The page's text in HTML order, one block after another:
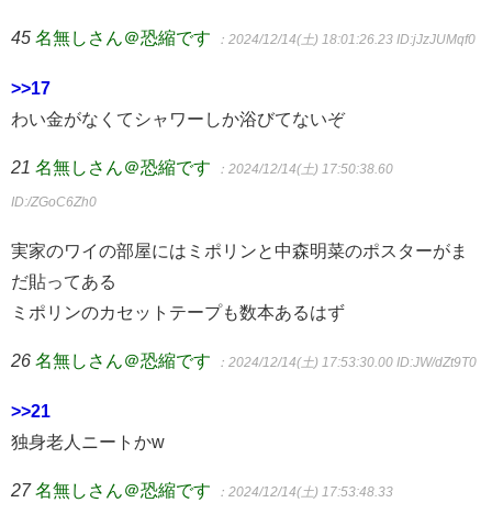
45 名無しさん＠恐縮です ：2024/12/14(土) 18:01:26.23 ID:jJzJUMqf0
>>17
わい金がなくてシャワーしか浴びてないぞ
21 名無しさん＠恐縮です ：2024/12/14(土) 17:50:38.60
ID:/ZGoC6Zh0
実家のワイの部屋にはミポリンと中森明菜のポスターがま
だ貼ってある
ミポリンのカセットテープも数本あるはず
26 名無しさん＠恐縮です ：2024/12/14(土) 17:53:30.00 ID:JW/dZt9T0
>>21
独身老人ニートかw
27 名無しさん＠恐縮です ：2024/12/14(土) 17:53:48.33